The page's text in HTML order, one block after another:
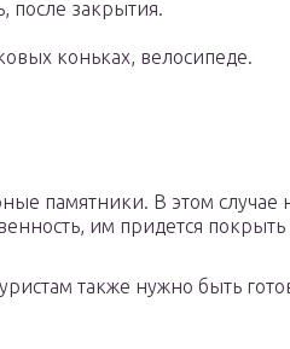
после закрытия.
коньках, велосипеде.
памятники. В этом случае
им придется
также нужно быть